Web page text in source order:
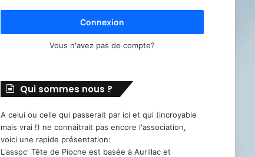
Connexion
Vous n'avez pas de compte?
Qui sommes nous ?
A celui ou celle qui passerait par ici et qui (incroyable
mais vrai !) ne connaîtrait pas encore l'association,
voici une rapide présentation:
L'assoc' Tête de Pioche est basée à Aurillac et